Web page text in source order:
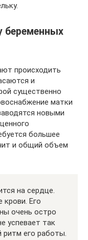
беременных
происходить
и
существенно
матки
новыми
большее
и общий объем
на сердце.
крови. Его
очень остро
успевает так
его работы.